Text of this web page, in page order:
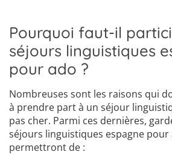
Pourquoi faut-il
séjours linguistiques
pour ado ?
Nombreuses sont les raisons qui
à prendre part à un séjour
pas cher. Parmi ces dernières,
séjours linguistiques espagne pour
permettront de :